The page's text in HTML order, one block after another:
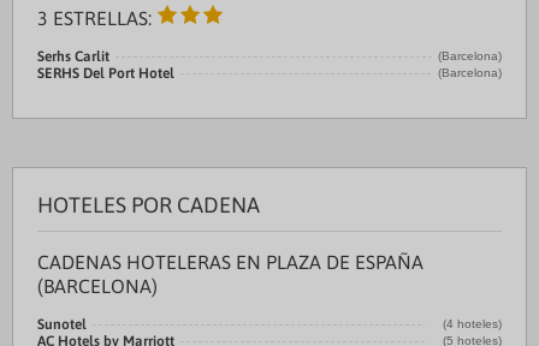
3 ESTRELLAS:
Serhs Carlit (Barcelona)
SERHS Del Port Hotel (Barcelona)
HOTELES POR CADENA
CADENAS HOTELERAS EN PLAZA DE ESPAÑA
(BARCELONA)
Sunotel (4 hoteles)
AC Hotels by Marriott (5 hoteles)